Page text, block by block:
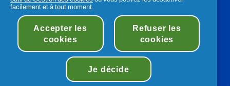
s'ouvre
dans
un
nouvel
,
dans
onglet
,
un
onglet
Déclaration d'accessibilité
Conditions d’utilisations
Mes Données
Notification de confidentialité
Plan du site
Informations sur les cookies
©2026Procter & Gamble
facilement et à tout moment.
Accepter les
cookies
Refuser les
cookies
Je décide